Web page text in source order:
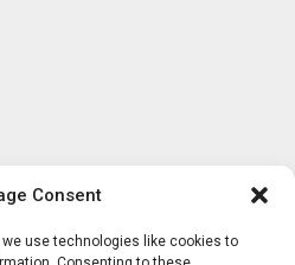
Consent
use technologies like cookies to